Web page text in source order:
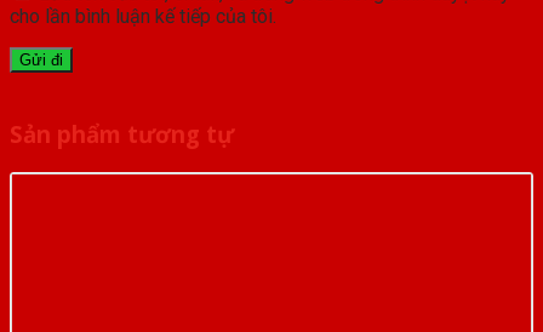
cho lần bình luận kế tiếp của tôi.
Sản phẩm tương tự